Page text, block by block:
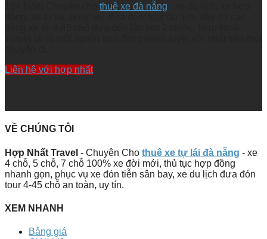
thuê xe đà nẵng
Liên hệ với hợp nhất
VỀ CHÚNG TÔI
Hợp Nhất Travel - Chuyên Cho thuê xe tự lái đà nẵng - xe
4 chỗ, 5 chỗ, 7 chỗ 100% xe đời mới, thủ tục hợp đồng
nhanh gọn, phục vụ xe đón tiễn sân bay, xe du lịch đưa đón
tour 4-45 chỗ an toàn, uy tín.
XEM NHANH
Bảng giá